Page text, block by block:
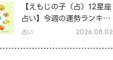
【えもじの子（占）12星座
占い】今週の運勢ランキン
グ！8月3日～8月9日の運
占い 2026.08.02
内のサービスページへ遷移します